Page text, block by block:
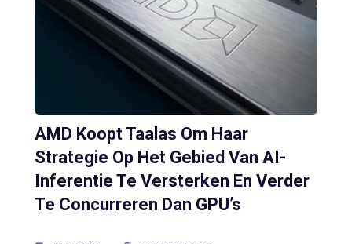
AMD Koopt Taalas Om Haar
Strategie Op Het Gebied Van AI-
Inferentie Te Versterken En Verder
Te Concurreren Dan GPU’s